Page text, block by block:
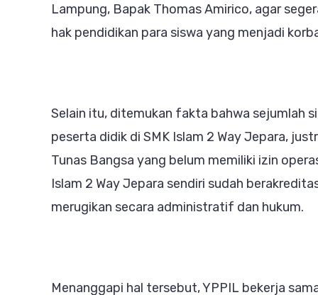
Lampung, Bapak Thomas Amirico, agar
hak pendidikan para siswa yang menjadi
Selain itu, ditemukan fakta bahwa sejumlah
peserta didik di SMK Islam 2 Way Jepara,
Tunas Bangsa yang belum memiliki izin
Islam 2 Way Jepara sendiri sudah
merugikan secara administratif dan hukum.
Menanggapi hal tersebut, YPPIL bekerja